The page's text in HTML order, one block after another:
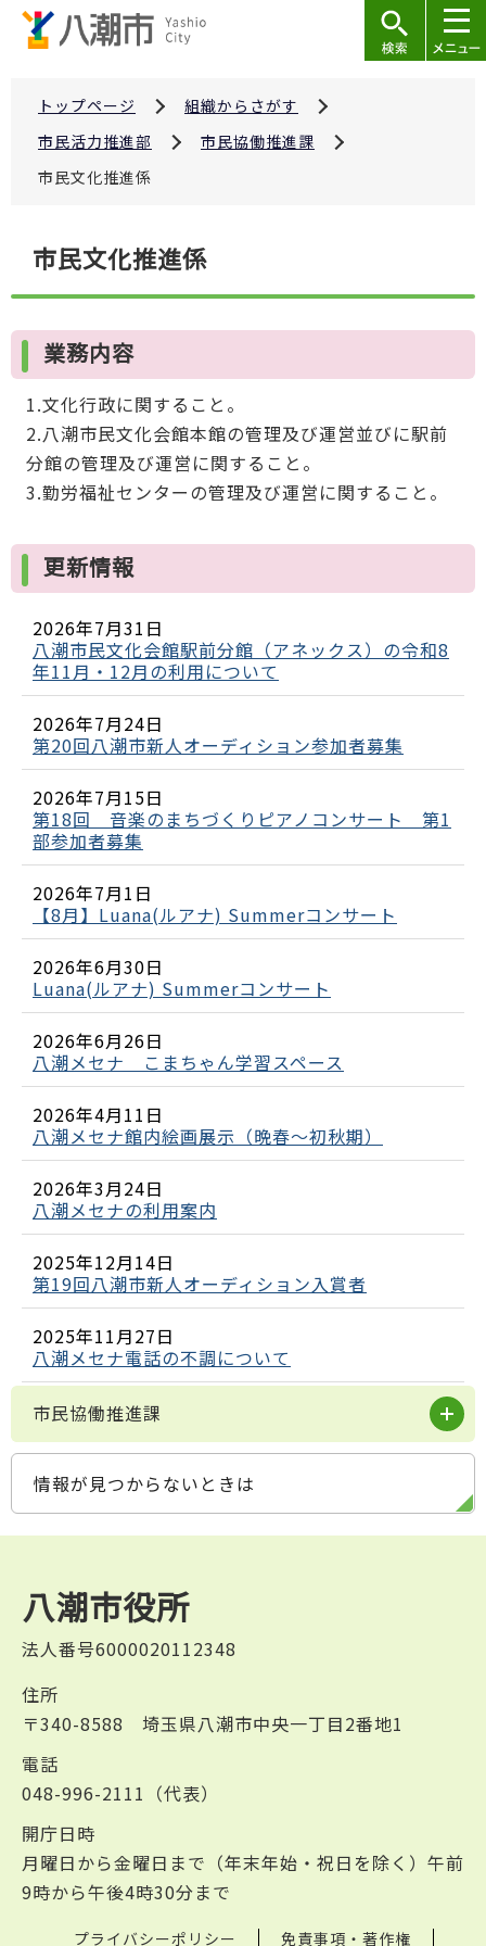
トップページ
組織からさがす
市民活力推進部
市民協働推進課
市民文化推進係
こ
こ
ら
市民文化推進係
業務内容
1.文化行政に関すること。
2.八潮市民文化会館本館の管理及び運営並びに駅前
分館の管理及び運営に関すること。
3.勤労福祉センターの管理及び運営に関すること。
更新情報
2026年7月31日
八潮市民文化会館駅前分館（アネックス）の令和8
年11月・12月の利用について
2026年7月24日
第20回八潮市新人オーディション参加者募集
2026年7月15日
第18回 音楽のまちづくりピアノコンサート 第1
部参加者募集
2026年7月1日
【8月】Luana(ルアナ) Summerコンサート
2026年6月30日
Luana(ルアナ) Summerコンサート
2026年6月26日
八潮メセナ こまちゃん学習スペース
2026年4月11日
八潮メセナ館内絵画展示（晩春～初秋期）
2026年3月24日
八潮メセナの利用案内
2025年12月14日
第19回八潮市新人オーディション入賞者
2025年11月27日
八潮メセナ電話の不調について
市民協働推進課
情報が見つからないときは
八潮市役所
法人番号6000020112348
住所
〒340-8588 埼玉県八潮市中央一丁目2番地1
電話
048-996-2111（代表）
開庁日時
月曜日から金曜日まで（年末年始・祝日を除く）午前
9時から午後4時30分まで
プライバシーポリシー 免責事項・著作権